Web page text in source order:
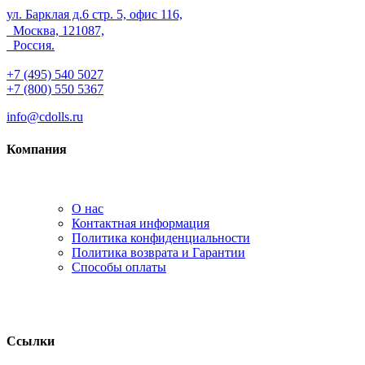
ул. Барклая д.6 стр. 5, офис 116,
Москва, 121087,
Россия.
+7 (495) 540 5027
+7 (800) 550 5367
info@cdolls.ru
Компания
О нас
Контактная информация
Политика конфиденциальности
Политика возврата и Гарантии
Способы оплаты
Ссылки